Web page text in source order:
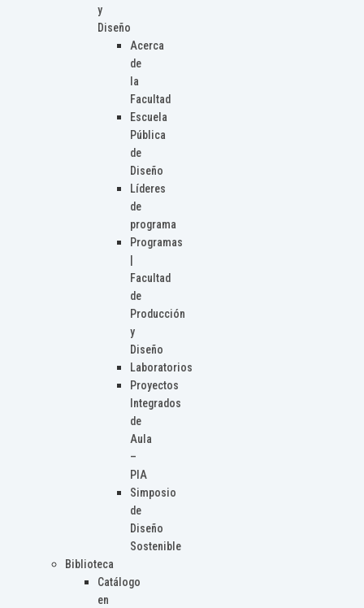
y
Diseño
Acerca
de
la
Facultad
Escuela
Pública
de
Diseño
Líderes
de
programa
Programas
Facultad
de
Producción
y
Diseño
Laboratorios
Proyectos
Integrados
de
Aula
–
PIA
Simposio
de
Diseño
Sostenible
Biblioteca
Catálogo
en